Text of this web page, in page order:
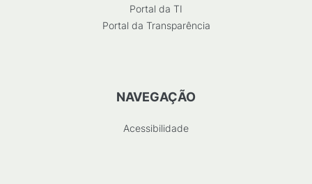
Portal da TI
Portal da Transparência
NAVEGAÇÃO
Acessibilidade